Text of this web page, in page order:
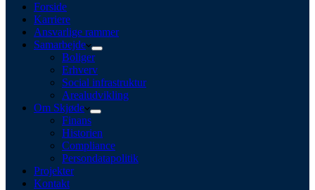
Forside
Karriere
Ansvarlige rammer
Samarbejde
Boliger
Erhverv
Social infrastruktur
Arealudvikling
Om Skjøde
Finans
Historien
Compliance
Persondatapolitik
Projekter
Kontakt